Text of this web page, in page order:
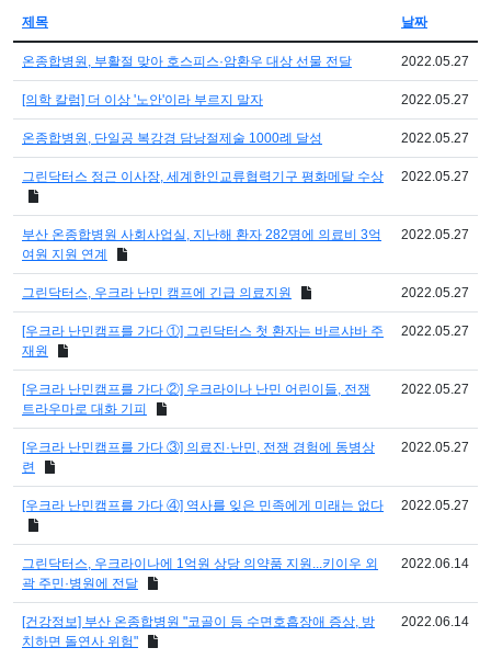
제목 날짜
온종합병원, 부활절 맞아 호스피스·암환우 대상 선물 전달 2022.05.27
[의학 칼럼] 더 이상 '노안'이라 부르지 말자 2022.05.27
온종합병원, 단일공 복강경 담낭절제술 1000례 달성 2022.05.27
그린닥터스 정근 이사장, 세계한인교류협력기구 평화메달 수상 2022.05.27
부산 온종합병원 사회사업실, 지난해 환자 282명에 의료비 3억
여원 지원 연계
2022.05.27
그린닥터스, 우크라 난민 캠프에 긴급 의료지원 2022.05.27
[우크라 난민캠프를 가다 ①] 그린닥터스 첫 환자는 바르샤바 주
재원
2022.05.27
[우크라 난민캠프를 가다 ②] 우크라이나 난민 어린이들, 전쟁
트라우마로 대화 기피
2022.05.27
[우크라 난민캠프를 가다 ③] 의료진·난민, 전쟁 경험에 동병상
련
2022.05.27
[우크라 난민캠프를 가다 ④] 역사를 잊은 민족에게 미래는 없다 2022.05.27
그린닥터스, 우크라이나에 1억원 상당 의약품 지원...키이우 외
곽 주민·병원에 전달
2022.06.14
[건강정보] 부산 온종합병원 "코골이 등 수면호흡장애 증상, 방
치하면 돌연사 위험"
2022.06.14